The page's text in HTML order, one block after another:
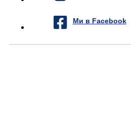
Ми в Facebook